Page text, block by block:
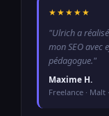
★★★★★
"Ulrich a
mon SEO avec
pédagogue."
Maxime H.
Freelance · Malt